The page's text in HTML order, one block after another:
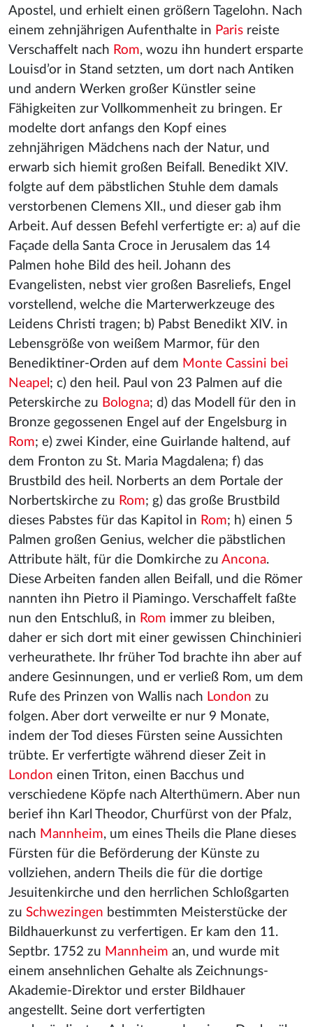
Apostel, und erhielt einen größern Tagelohn. Nach
einem zehnjährigen Aufenthalte in Paris reiste
Verschaffelt nach Rom, wozu ihn hundert ersparte
Louisd’or in Stand setzten, um dort nach Antiken
und andern Werken großer Künstler seine
Fähigkeiten zur Vollkommenheit zu bringen. Er
modelte dort anfangs den Kopf eines
zehnjährigen Mädchens nach der Natur, und
erwarb sich hiemit großen Beifall. Benedikt XIV.
folgte auf dem päbstlichen Stuhle dem damals
verstorbenen Clemens XII., und dieser gab ihm
Arbeit. Auf dessen Befehl verfertigte er: a) auf die
Façade della Santa Croce in Jerusalem das 14
Palmen hohe Bild des heil. Johann des
Evangelisten, nebst vier großen Basreliefs, Engel
vorstellend, welche die Marterwerkzeuge des
Leidens Christi tragen; b) Pabst Benedikt XIV. in
Lebensgröße von weißem Marmor, für den
Benediktiner-Orden auf dem Monte Cassini bei
Neapel ; c) den heil. Paul von 23 Palmen auf die
Peterskirche zu Bologna; d) das Modell für den in
Bronze gegossenen Engel auf der Engelsburg in
Rom; e) zwei Kinder, eine Guirlande haltend, auf
dem Fronton zu St. Maria Magdalena; f) das
Brustbild des heil. Norberts an dem Portale der
Norbertskirche zu Rom; g) das große Brustbild
dieses Pabstes für das Kapitol in Rom; h) einen 5
Palmen großen Genius, welcher die päbstlichen
Attribute hält, für die Domkirche zu Ancona.
Diese Arbeiten fanden allen Beifall, und die Römer
nannten ihn Pietro il Piamingo. Verschaffelt faßte
nun den Entschluß, in Rom immer zu bleiben,
daher er sich dort mit einer gewissen Chinchinieri
verheurathete. Ihr früher Tod brachte ihn aber auf
andere Gesinnungen, und er verließ Rom, um dem
Rufe des Prinzen von Wallis nach London zu
folgen. Aber dort verweilte er nur 9 Monate,
indem der Tod dieses Fürsten seine Aussichten
trübte. Er verfertigte während dieser Zeit in
London einen Triton, einen Bacchus und
verschiedene Köpfe nach Alterthümern. Aber nun
berief ihn Karl Theodor, Churfürst von der Pfalz,
nach Mannheim, um eines Theils die Plane dieses
Fürsten für die Beförderung der Künste zu
vollziehen, andern Theils die für die dortige
Jesuitenkirche und den herrlichen Schloßgarten
zu Schwezingen bestimmten Meisterstücke der
Bildhauerkunst zu verfertigen. Er kam den 11.
Septbr. 1752 zu Mannheim an, und wurde mit
einem ansehnlichen Gehalte als Zeichnungs-
Akademie-Direktor und erster Bildhauer
angestellt. Seine dort verfertigten